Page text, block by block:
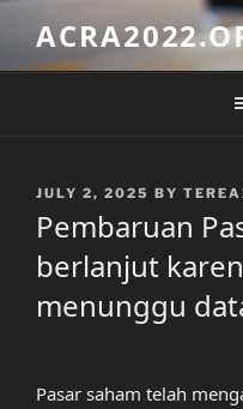
content
POSTED
JULY 2, 2025 BY
Pembaruan
berlanjut
menunggu
Pasar saham telah